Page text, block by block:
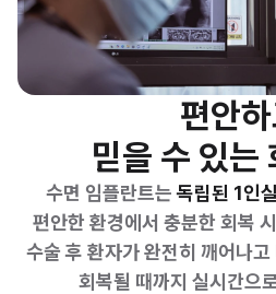
편안
믿을 수 있는
수면 임플란트는 독립된 1인실
편안한 환경에서 충분한 회복
수술 후 환자가 완전히 깨어나
회복될 때까지 실시간으